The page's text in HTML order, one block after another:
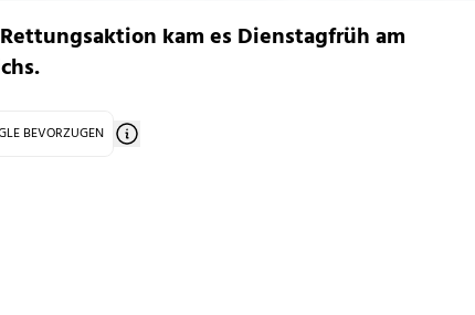
kam es Dienstagfrüh am
BEVORZUGEN